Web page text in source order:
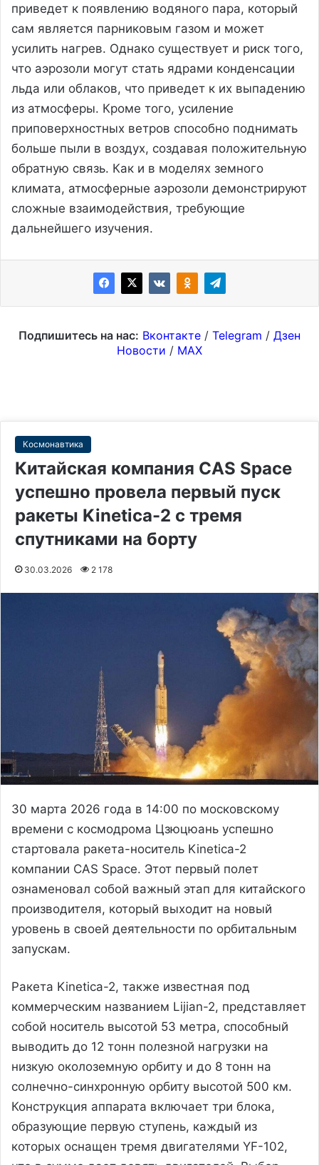
приведет к появлению водяного пара, который
сам является парниковым газом и может
усилить нагрев. Однако существует и риск того,
что аэрозоли могут стать ядрами конденсации
льда или облаков, что приведет к их выпадению
из атмосферы. Кроме того, усиление
приповерхностных ветров способно поднимать
больше пыли в воздух, создавая положительную
обратную связь. Как и в моделях земного
климата, атмосферные аэрозоли демонстрируют
сложные взаимодействия, требующие
дальнейшего изучения.
Подпишитесь на нас: Вконтакте / Telegram / Дзен
Новости / MAX